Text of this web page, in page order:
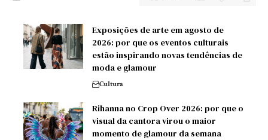
Exposições de arte em agosto de
2026: por que os eventos culturais
estão inspirando novas tendências de
moda e glamour
Cultura
Rihanna no Crop Over 2026: por que o
visual da cantora virou o maior
momento de glamour da semana